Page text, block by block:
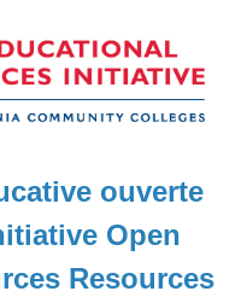
ouverte
Open
Resources